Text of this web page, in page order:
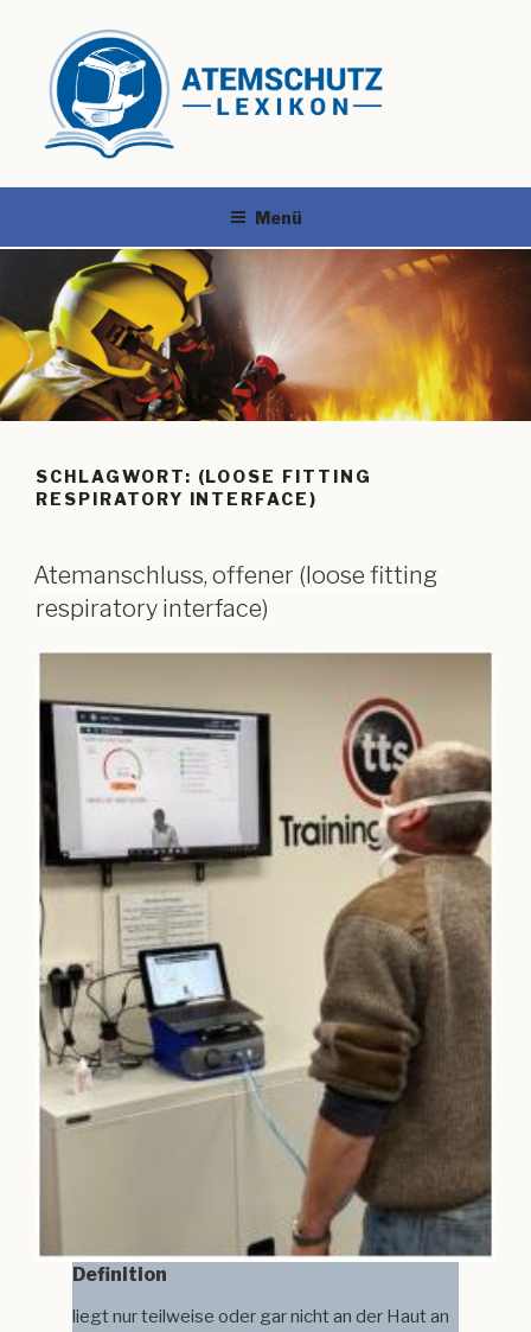
Menü
SCHLAGWORT: (LOOSE FITTING
RESPIRATORY INTERFACE)
Atemanschluss, offener (loose fitting
respiratory interface)
Definition
liegt nur teilweise oder gar nicht an der Haut an